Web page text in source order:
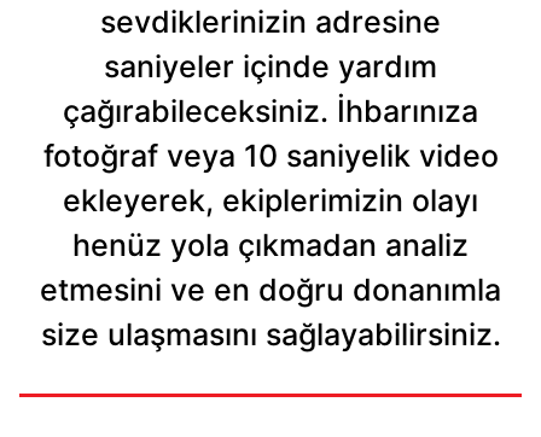
sevdiklerinizin adresine
saniyeler içinde yardım
çağırabileceksiniz. İhbarınıza
fotoğraf veya 10 saniyelik video
ekleyerek, ekiplerimizin olayı
henüz yola çıkmadan analiz
etmesini ve en doğru donanımla
size ulaşmasını sağlayabilirsiniz.